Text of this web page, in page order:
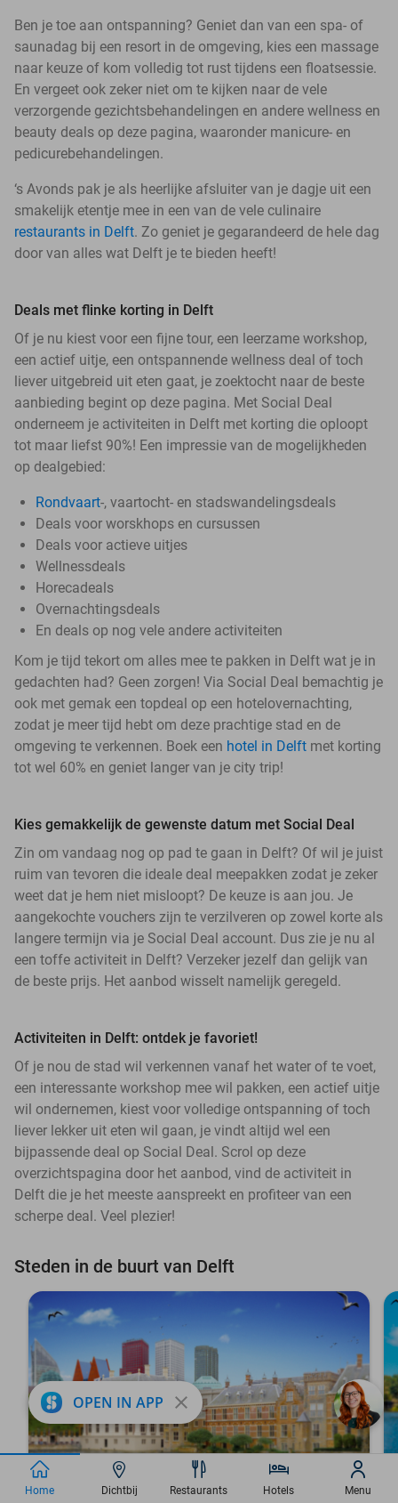
Ben je toe aan ontspanning? Geniet dan van een spa- of
saunadag bij een resort in de omgeving, kies een massage
naar keuze of kom volledig tot rust tijdens een floatsessie.
En vergeet ook zeker niet om te kijken naar de vele
verzorgende gezichtsbehandelingen en andere wellness en
beauty deals op deze pagina, waaronder manicure- en
pedicurebehandelingen.
‘s Avonds pak je als heerlijke afsluiter van je dagje uit een
smakelijk etentje mee in een van de vele culinaire
restaurants in Delft. Zo geniet je gegarandeerd de hele dag
door van alles wat Delft je te bieden heeft!
Deals met flinke korting in Delft
Of je nu kiest voor een fijne tour, een leerzame workshop,
een actief uitje, een ontspannende wellness deal of toch
liever uitgebreid uit eten gaat, je zoektocht naar de beste
aanbieding begint op deze pagina. Met Social Deal
onderneem je activiteiten in Delft met korting die oploopt
tot maar liefst 90%! Een impressie van de mogelijkheden
op dealgebied:
Rondvaart-, vaartocht- en stadswandelingsdeals
Deals voor worskhops en cursussen
Deals voor actieve uitjes
Wellnessdeals
Horecadeals
Overnachtingsdeals
En deals op nog vele andere activiteiten
Kom je tijd tekort om alles mee te pakken in Delft wat je in
gedachten had? Geen zorgen! Via Social Deal bemachtig je
ook met gemak een topdeal op een hotelovernachting,
zodat je meer tijd hebt om deze prachtige stad en de
omgeving te verkennen. Boek een hotel in Delft met korting
tot wel 60% en geniet langer van je city trip!
Kies gemakkelijk de gewenste datum met Social Deal
Zin om vandaag nog op pad te gaan in Delft? Of wil je juist
ruim van tevoren die ideale deal meepakken zodat je zeker
weet dat je hem niet misloopt? De keuze is aan jou. Je
aangekochte vouchers zijn te verzilveren op zowel korte als
langere termijn via je Social Deal account. Dus zie je nu al
een toffe activiteit in Delft? Verzeker jezelf dan gelijk van
de beste prijs. Het aanbod wisselt namelijk geregeld.
Activiteiten in Delft: ontdek je favoriet!
Of je nou de stad wil verkennen vanaf het water of te voet,
een interessante workshop mee wil pakken, een actief uitje
wil ondernemen, kiest voor volledige ontspanning of toch
liever lekker uit eten wil gaan, je vindt altijd wel een
bijpassende deal op Social Deal. Scrol op deze
overzichtspagina door het aanbod, vind de activiteit in
Delft die je het meeste aanspreekt en profiteer van een
scherpe deal. Veel plezier!
Steden in de buurt van Delft
Den Haag
Ga naar Social Deal Den Haag voor deals in Den Haag
OPEN IN APP close
Home Dichtbij Restaurants Hotels Menu